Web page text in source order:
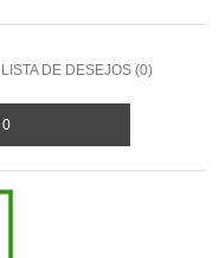
LISTA DE DESEJOS (0)
0